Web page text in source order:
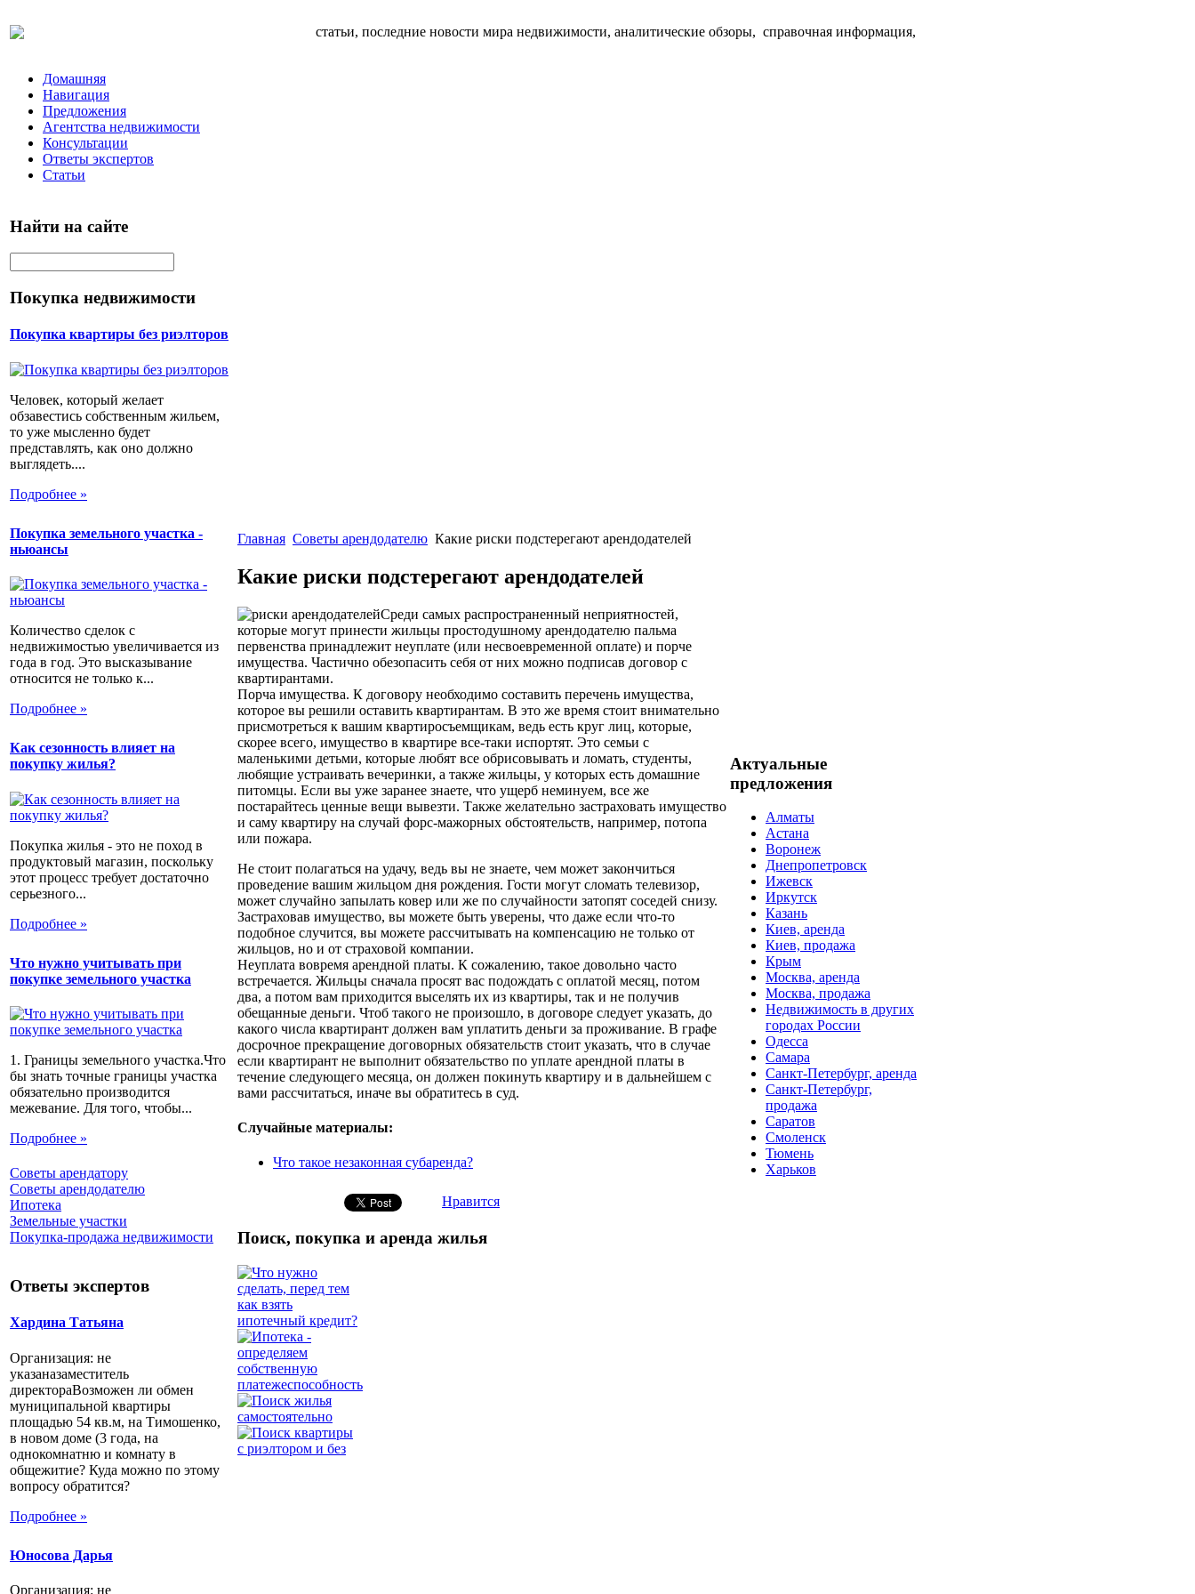
статьи, последние новости мира недвижимости, аналитические обзоры, справочная информация,
Домашняя
Навигация
Предложения
Агентства недвижимости
Консультации
Ответы экспертов
Статьи
Найти на сайте
Покупка недвижимости
Покупка квартиры без риэлторов
Человек, который желает
обзавестись собственным жильем,
то уже мысленно будет
представлять, как оно должно
выглядеть....
Подробнее »
Покупка земельного участка -
ньюансы
Количество сделок с
недвижимостью увеличивается из
года в год. Это высказывание
относится не только к...
Подробнее »
Как сезонность влияет на
покупку жилья?
Покупка жилья - это не поход в
продуктовый магазин, поскольку
этот процесс требует достаточно
серьезного...
Подробнее »
Что нужно учитывать при
покупке земельного участка
1. Границы земельного участка.Что
бы знать точные границы участка
обязательно производится
межевание. Для того, чтобы...
Подробнее »
Советы арендатору
Советы арендодателю
Ипотека
Земельные участки
Покупка-продажа недвижимости
Ответы экспертов
Хардина Татьяна
Организация: не
указаназаместитель
директораВозможен ли обмен
муниципальной квартиры
площадью 54 кв.м, на Тимошенко,
в новом доме (3 года, на
однокомнатню и комнату в
общежитие? Куда можно по этому
вопросу обратится?
Подробнее »
Юносова Дарья
Организация: не
Главная Советы арендодателю Какие риски подстерегают арендодателей
Какие риски подстерегают арендодателей
Среди самых распространенный неприятностей,
которые могут принести жильцы простодушному арендодателю пальма
первенства принадлежит неуплате (или несвоевременной оплате) и порче
имущества. Частично обезопасить себя от них можно подписав договор с
квартирантами.
Порча имущества. К договору необходимо составить перечень имущества,
которое вы решили оставить квартирантам. В это же время стоит внимательно
присмотреться к вашим квартиросъемщикам, ведь есть круг лиц, которые,
скорее всего, имущество в квартире все-таки испортят. Это семьи с
маленькими детьми, которые любят все обрисовывать и ломать, студенты,
любящие устраивать вечеринки, а также жильцы, у которых есть домашние
питомцы. Если вы уже заранее знаете, что ущерб неминуем, все же
постарайтесь ценные вещи вывезти. Также желательно застраховать имущество
и саму квартиру на случай форс-мажорных обстоятельств, например, потопа
или пожара.
Не стоит полагаться на удачу, ведь вы не знаете, чем может закончиться
проведение вашим жильцом дня рождения. Гости могут сломать телевизор,
может случайно запылать ковер или же по случайности затопят соседей снизу.
Застраховав имущество, вы можете быть уверены, что даже если что-то
подобное случится, вы можете рассчитывать на компенсацию не только от
жильцов, но и от страховой компании.
Неуплата вовремя арендной платы. К сожалению, такое довольно часто
встречается. Жильцы сначала просят вас подождать с оплатой месяц, потом
два, а потом вам приходится выселять их из квартиры, так и не получив
обещанные деньги. Чтоб такого не произошло, в договоре следует указать, до
какого числа квартирант должен вам уплатить деньги за проживание. В графе
досрочное прекращение договорных обязательств стоит указать, что в случае
если квартирант не выполнит обязательство по уплате арендной платы в
течение следующего месяца, он должен покинуть квартиру и в дальнейшем с
вами рассчитаться, иначе вы обратитесь в суд.
Случайные материалы:
Что такое незаконная субаренда?
Нравится
Поиск, покупка и аренда жилья
Актуальные
предложения
Алматы
Астана
Воронеж
Днепропетровск
Ижевск
Иркутск
Казань
Киев, аренда
Киев, продажа
Крым
Москва, аренда
Москва, продажа
Недвижимость в других
городах России
Одесса
Самара
Санкт-Петербург, аренда
Санкт-Петербург,
продажа
Саратов
Смоленск
Тюмень
Харьков